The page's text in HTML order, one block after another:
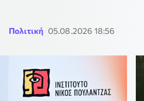
Πολιτική 05.08.2026 18:56